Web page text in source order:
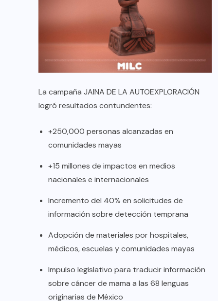
La campaña JAINA DE LA AUTOEXPLORACIÓN
logró resultados contundentes:
+250,000 personas alcanzadas en
comunidades mayas
+15 millones de impactos en medios
nacionales e internacionales
Incremento del 40% en solicitudes de
información sobre detección temprana
Adopción de materiales por hospitales,
médicos, escuelas y comunidades mayas
Impulso legislativo para traducir información
sobre cáncer de mama a las 68 lenguas
originarias de México